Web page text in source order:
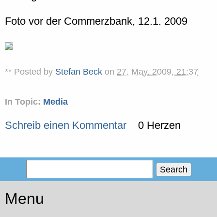
Foto vor der Commerzbank, 12.1. 2009
** Posted by Stefan Beck on 27. May. 2009, 21:37
In Topic: Media
Schreib einen Kommentar 0 Herzen
Menu